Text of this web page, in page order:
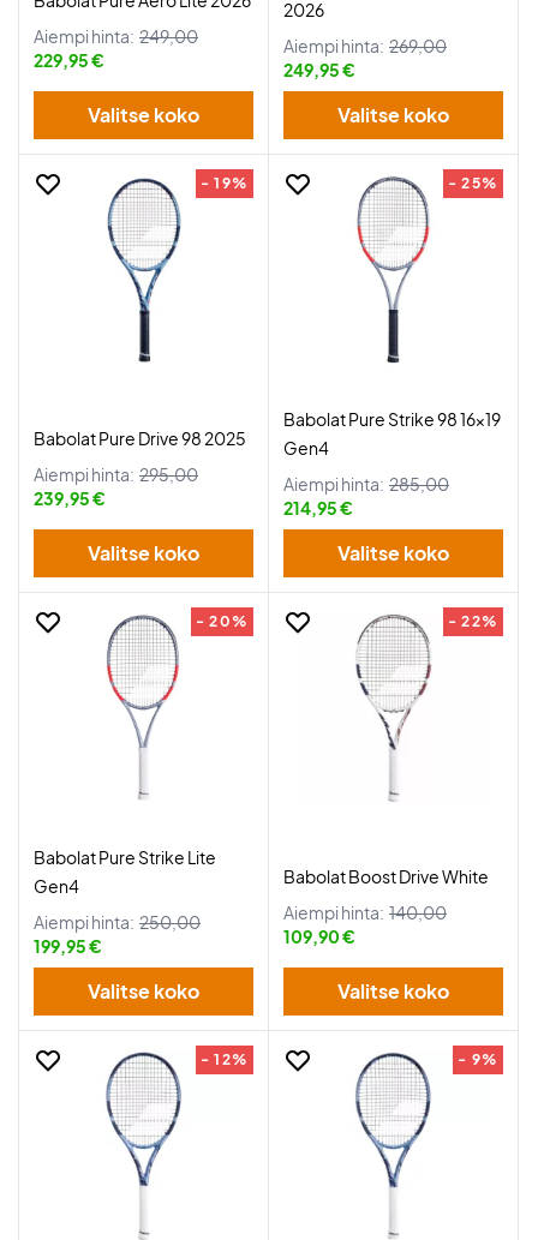
Aiempi hinta: 249,00
229,95 €
Valitse koko
2026
Aiempi hinta: 269,00
249,95 €
Valitse koko
- 19%
Babolat Pure Drive 98 2025
Aiempi hinta: 295,00
239,95 €
Valitse koko
- 25%
Babolat Pure Strike 98 16x19
Gen4
Aiempi hinta: 285,00
214,95 €
Valitse koko
- 20%
Babolat Pure Strike Lite
Gen4
Aiempi hinta: 250,00
199,95 €
Valitse koko
- 22%
Babolat Boost Drive White
Aiempi hinta: 140,00
109,90 €
Valitse koko
- 12% - 9%